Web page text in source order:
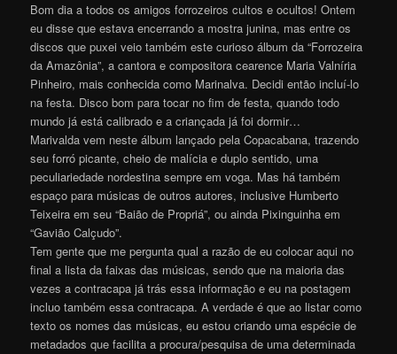
Bom dia a todos os amigos forrozeiros cultos e ocultos! Ontem
eu disse que estava encerrando a mostra junina, mas entre os
discos que puxei veio também este curioso álbum da “Forrozeira
da Amazônia”, a cantora e compositora cearence Maria Valníria
Pinheiro, mais conhecida como Marinalva. Decidi então incluí-lo
na festa. Disco bom para tocar no fim de festa, quando todo
mundo já está calibrado e a criançada já foi dormir…
Marivalda vem neste álbum lançado pela Copacabana, trazendo
seu forró picante, cheio de malícia e duplo sentido, uma
peculiariedade nordestina sempre em voga. Mas há também
espaço para músicas de outros autores, inclusive Humberto
Teixeira em seu “Baião de Propriá”, ou ainda Pixinguinha em
“Gavião Calçudo”.
Tem gente que me pergunta qual a razão de eu colocar aqui no
final a lista da faixas das músicas, sendo que na maioria das
vezes a contracapa já trás essa informação e eu na postagem
incluo também essa contracapa. A verdade é que ao listar como
texto os nomes das músicas, eu estou criando uma espécie de
metadados que facilita a procura/pesquisa de uma determinada